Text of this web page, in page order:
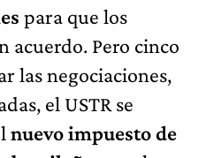
para que los
acuerdo. Pero cinco
las negociaciones,
el USTR se
nuevo impuesto de